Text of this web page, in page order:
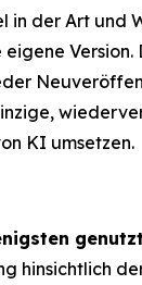
der Art
KI umsetzen.
hinsichtlich